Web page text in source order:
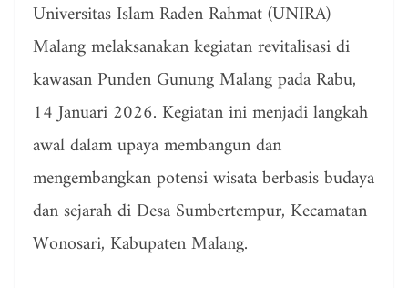
Universitas Islam Raden Rahmat (UNIRA)
Malang melaksanakan kegiatan revitalisasi di
kawasan Punden Gunung Malang pada Rabu,
14 Januari 2026. Kegiatan ini menjadi langkah
awal dalam upaya membangun dan
mengembangkan potensi wisata berbasis budaya
dan sejarah di Desa Sumbertempur, Kecamatan
Wonosari, Kabupaten Malang.